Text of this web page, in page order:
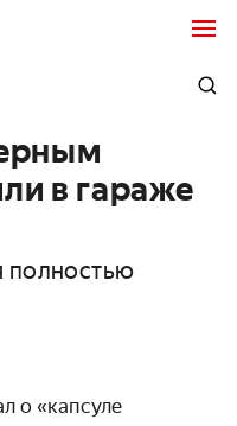
в гараже
полностью
о «капсуле